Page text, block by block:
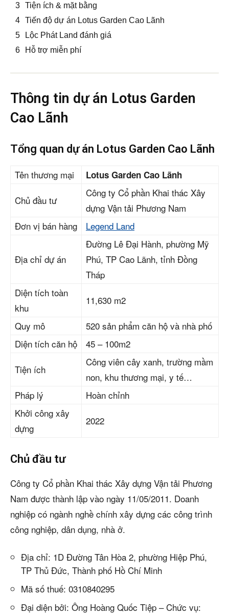
Tiện ích & mặt bằng
Tiến độ dự án Lotus Garden Cao Lãnh
Lộc Phát Land đánh giá
Hỗ trợ miễn phí
Thông tin dự án Lotus Garden
Cao Lãnh
Tổng quan dự án Lotus Garden Cao Lãnh
Tên thương mại
Lotus Garden Cao Lãnh
Chủ đầu tư
Công ty Cổ phần Khai thác Xây
dựng Vận tải Phương Nam
Đơn vị bán hàng
Legend Land
Địa chỉ dự án
Đường Lê Đại Hành, phường Mỹ
Phú, TP Cao Lãnh, tỉnh Đồng
Tháp
Diện tích toàn
khu
11,630 m2
Quy mô
520 sản phẩm căn hộ và nhà phố
Diện tích căn hộ
45 – 100m2
Tiện ích
Công viên cây xanh, trường mầm
non, khu thương mại, y tế…
Pháp lý
Hoàn chỉnh
Khởi công xây
dựng
2022
Chủ đầu tư
Công ty Cổ phần Khai thác Xây dựng Vận tải Phương
Nam được thành lập vào ngày 11/05/2011. Doanh
nghiệp có ngành nghề chính xây dựng các công trình
công nghiệp, dân dụng, nhà ở.
Địa chỉ: 1D Đường Tân Hòa 2, phường Hiệp Phú,
TP Thủ Đức, Thành phố Hồ Chí Minh
Mã số thuế: 0310840295
Đại diện bởi: Ông Hoàng Quốc Tiệp – Chức vụ: